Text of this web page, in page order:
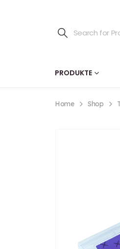
PRODUKTE
Home Shop